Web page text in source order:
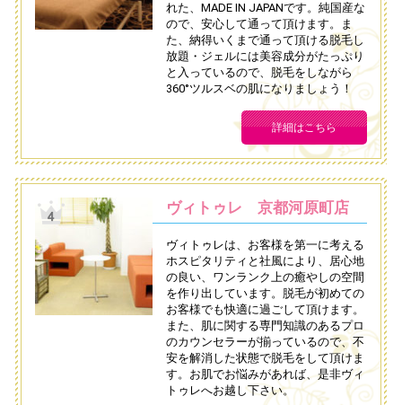
れた、MADE IN JAPANです。純国産な
ので、安心して通って頂けます。ま
た、納得いくまで通って頂ける脱毛し
放題・ジェルには美容成分がたっぷり
と入っているので、脱毛をしながら
360°ツルスベの肌になりましょう！
詳細はこちら
ヴィトゥレ 京都河原町店
ヴィトゥレは、お客様を第一に考える
ホスピタリティと社風により、居心地
の良い、ワンランク上の癒やしの空間
を作り出しています。脱毛が初めての
お客様でも快適に過ごして頂けます。
また、肌に関する専門知識のあるプロ
のカウンセラーが揃っているので、不
安を解消した状態で脱毛をして頂けま
す。お肌でお悩みがあれば、是非ヴィ
トゥレへお越し下さい。